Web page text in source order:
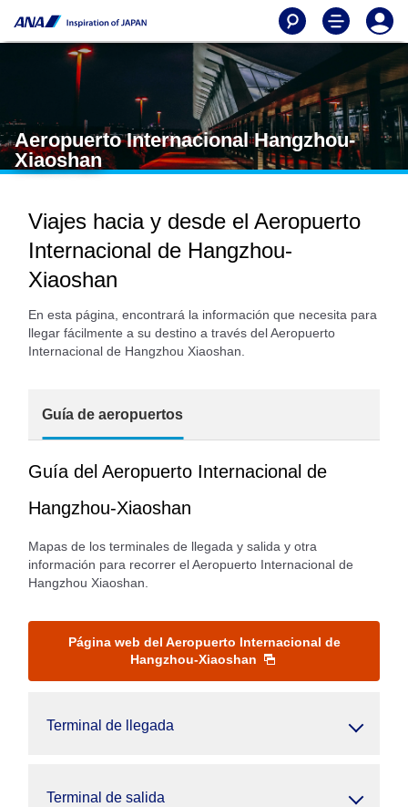
Aeropuerto Internacional Hangzhou-
Xiaoshan
Viajes hacia y desde el Aeropuerto
Internacional de Hangzhou-
Xiaoshan
En esta página, encontrará la información que necesita para
llegar fácilmente a su destino a través del Aeropuerto
Internacional de Hangzhou Xiaoshan.
Guía de aeropuertos
Guía del Aeropuerto Internacional de
Hangzhou-Xiaoshan
Mapas de los terminales de llegada y salida y otra
información para recorrer el Aeropuerto Internacional de
Hangzhou Xiaoshan.
Página web del Aeropuerto Internacional de
Hangzhou-Xiaoshan
Terminal de llegada
Terminal de salida